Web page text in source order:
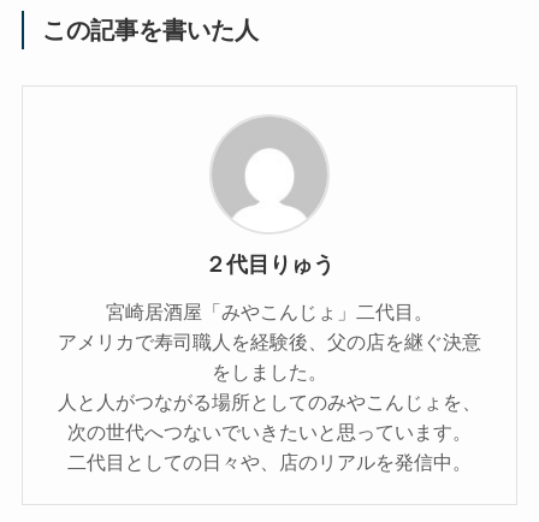
この記事を書いた人
２代目りゅう
宮崎居酒屋「みやこんじょ」二代目。
アメリカで寿司職人を経験後、父の店を継ぐ決意
をしました。
人と人がつながる場所としてのみやこんじょを、
次の世代へつないでいきたいと思っています。
二代目としての日々や、店のリアルを発信中。